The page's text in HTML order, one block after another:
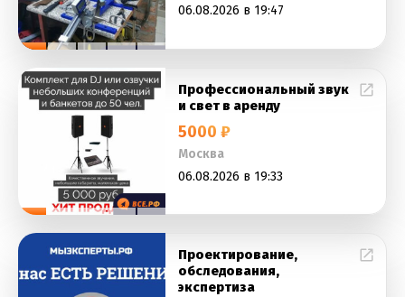
06.08.2026 в 19:47
Профессиональный звук
и свет в аренду
5000 ₽
Москва
06.08.2026 в 19:33
Проектирование,
обследования,
экспертиза